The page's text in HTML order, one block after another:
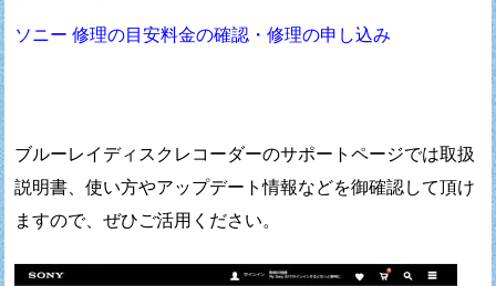
ソニー 修理の目安料金の確認・修理の申し込み
ブルーレイディスクレコーダーのサポートページでは取扱
説明書、使い方やアップデート情報などを御確認して頂け
ますので、ぜひご活用ください。